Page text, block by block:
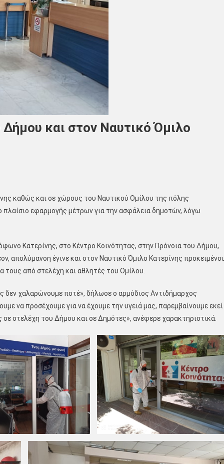
και στον Ναυτικό Όμιλο
καθώς και σε χώρους του Ναυτικού Ομίλου της πόλης
εφαρμογής μέτρων για την ασφάλεια δημοτών, λόγω
Κατερίνης, στο Κέντρο Κοινότητας, στην Πρόνοια του Δήμου,
απολύμανση έγινε και στον Ναυτικό Όμιλο Κατερίνης
τους από στελέχη και αθλητές του Ομίλου.
δεν χαλαρώνουμε ποτέ», δήλωσε ο αρμόδιος Αντιδήμαρχος
να προσέχουμε για να έχουμε την υγειά μας, παρεμβαίνουμε εκεί
στελέχη του Δήμου και σε Δημότες», ανέφερε χαρακτηριστικά.